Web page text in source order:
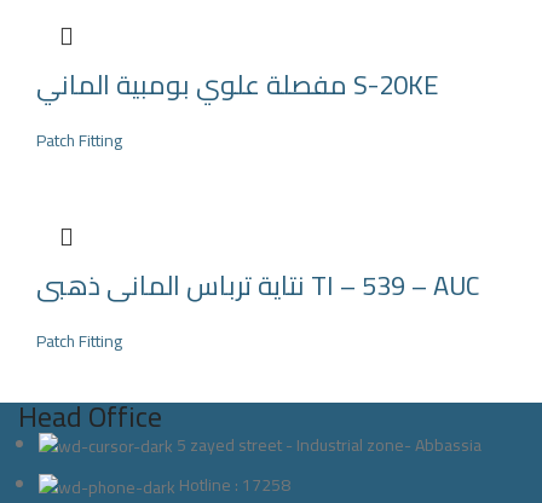
مفصلة علوي بومبية الماني S-20KE
Patch Fitting
نتاية ترباس المانى ذهبى TI – 539 – AUC
Patch Fitting
Head Office
5 zayed street - Industrial zone- Abbassia
Hotline : 17258